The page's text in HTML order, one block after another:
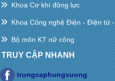
Khoa Cơ khí động lực
Khoa Công nghệ Điện - Điện tử
Bộ môn KT nữ công
TRUY CẬP NHANH
trungcaphungvuong